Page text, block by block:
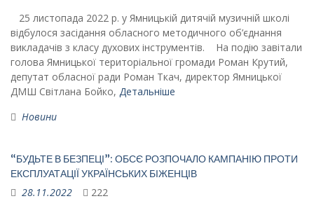
25 листопада 2022 р. у Ямницькій дитячій музичній школі
відбулося засідання обласного методичного об’єднання
викладачів з класу духових інструментів. На подію завітали
голова Ямницької територіальної громади Роман Крутий,
депутат обласної ради Роман Ткач, директор Ямницької
ДМШ Світлана Бойко, Детальніше
Новини
“БУДЬТЕ В БЕЗПЕЦІ”: ОБСЄ РОЗПОЧАЛО КАМПАНІЮ ПРОТИ
ЕКСПЛУАТАЦІЇ УКРАЇНСЬКИХ БІЖЕНЦІВ
28.11.2022 222